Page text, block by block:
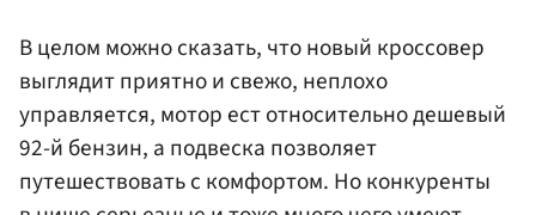
В целом можно сказать, что новый кроссовер
выглядит приятно и свежо, неплохо
управляется, мотор ест относительно дешевый
92-й бензин, а подвеска позволяет
путешествовать с комфортом. Но конкуренты